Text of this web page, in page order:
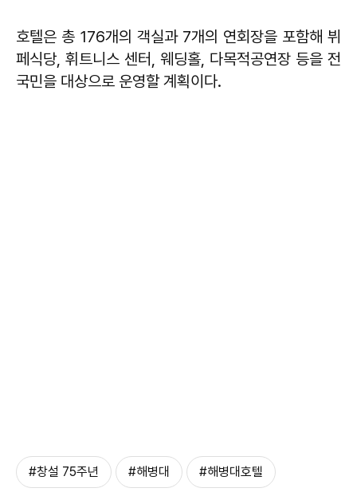
호텔은 총 176개의 객실과 7개의 연회장을 포함해 뷔
페식당, 휘트니스 센터, 웨딩홀, 다목적공연장 등을 전
국민을 대상으로 운영할 계획이다.
#창설 75주년 #해병대 #해병대호텔